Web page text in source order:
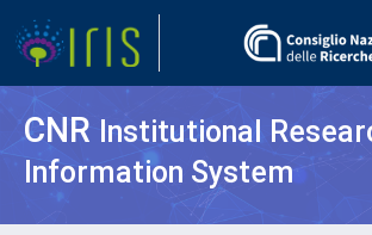
CNR Institutional
Information System